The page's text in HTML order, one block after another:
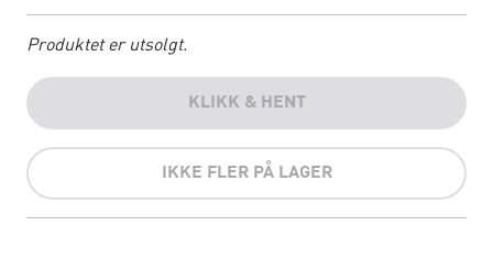
Produktet er utsolgt.
KLIKK & HENT
IKKE FLER PÅ LAGER